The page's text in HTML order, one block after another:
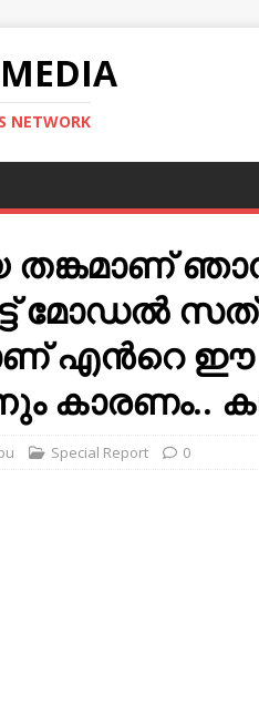
NETWORK
തങ്കമാണ്
മോഡല്‍
എന്‍റെ ഈ
കാരണം..
Special Report 0